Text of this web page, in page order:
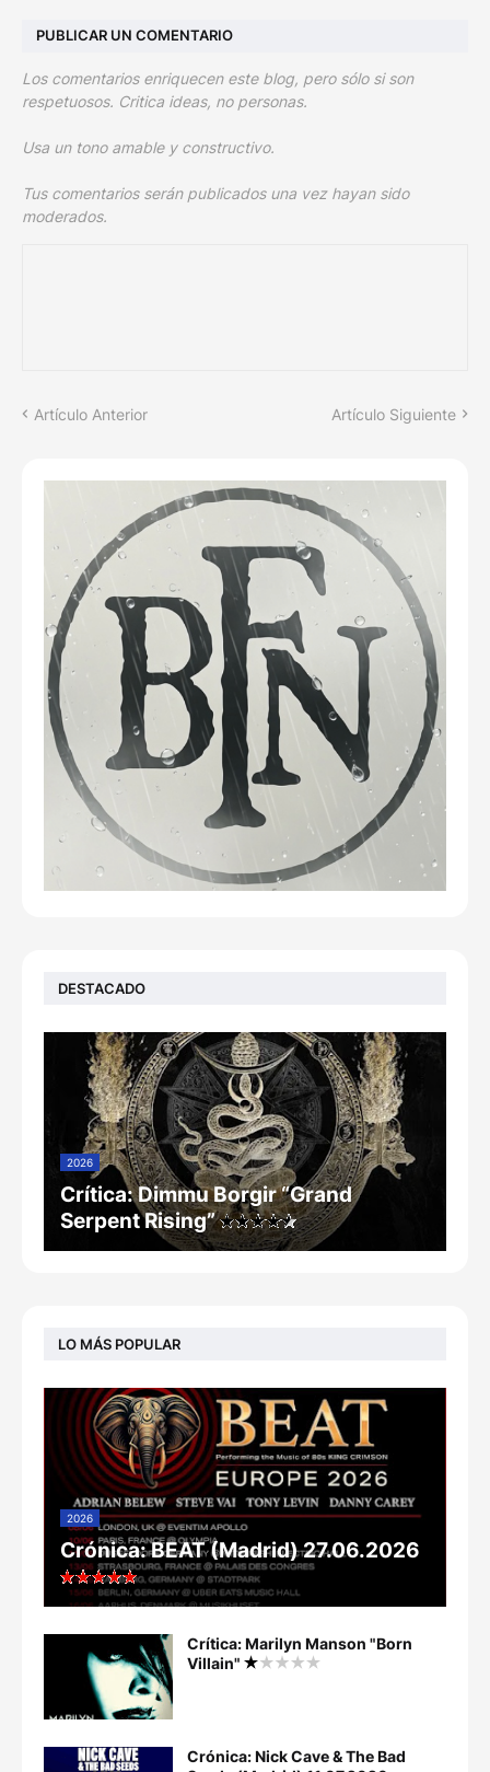
PUBLICAR UN COMENTARIO
Los comentarios enriquecen este blog, pero sólo si son
respetuosos. Critica ideas, no personas.
Usa un tono amable y constructivo.
Tus comentarios serán publicados una vez hayan sido
moderados.
Artículo Anterior Artículo Siguiente
DESTACADO
2026
Crítica: Dimmu Borgir “Grand
Serpent Rising”
LO MÁS POPULAR
2026
Crónica: BEAT (Madrid) 27.06.2026
Crítica: Marilyn Manson "Born
Villain"
Crónica: Nick Cave & The Bad